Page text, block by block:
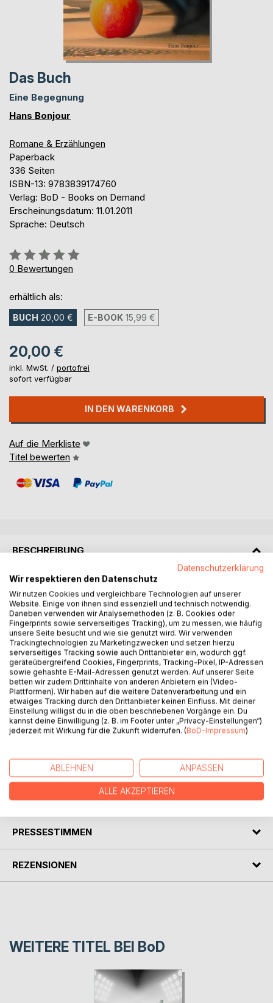
Das Buch
Eine Begegnung
Hans Bonjour
Romane & Erzählungen
Paperback
336 Seiten
ISBN-13: 9783839174760
Verlag: BoD - Books on Demand
Erscheinungsdatum: 11.01.2011
Sprache: Deutsch
Bewertung::
0%
0 Bewertungen
erhältlich als:
BUCH 20,00 € E-BOOK 15,99 €
20,00 €
inkl. MwSt. / portofrei
sofort verfügbar
IN DEN WARENKORB
Auf die Merkliste
Titel bewerten
BESCHREIBUNG
"Das Buch“ ist eine Reise mit Geschichten, Gleichnissen
und Erfahrungen mit dem leeren Wort Dhigrohm. Sie
begegnen dem Buch und dem Autor Hans Bonjour in
märchenhafter Art und Weise. Er und das Buch nehmen Sie
mit auf eine besondere Reise, eine Hirnreise. Es ist eine
phantastische Trilogie, in welche auch der Leser
eingebunden ist und seinen eigenen Beitrag leisten kann.
„Das Buch“ ist eine Gelegenheit, bewusster zu werden und
dem, was unter Begegnung zu verstehen ist, mehr
Beachtung zu schenken.
Lassen Sie sich an der Hand nehmen, um neue
Perspektiven zu erleben.
Hans Bonjour
AUTOR/IN
PRESSESTIMMEN
REZENSIONEN
WEITERE TITEL BEI BoD
Datenschutzerklärung
Wir respektieren den Datenschutz
Wir nutzen Cookies und vergleichbare Technologien auf unserer
Website. Einige von ihnen sind essenziell und technisch notwendig.
Daneben verwenden wir Analysemethoden (z. B. Cookies oder
Fingerprints sowie serverseitiges Tracking), um zu messen, wie häufig
unsere Seite besucht und wie sie genutzt wird. Wir verwenden
Trackingtechnologien zu Marketingzwecken und setzen hierzu
serverseitiges Tracking sowie auch Drittanbieter ein, wodurch ggf.
geräteübergreifend Cookies, Fingerprints, Tracking-Pixel, IP-Adressen
sowie gehashte E-Mail-Adressen genutzt werden. Auf unserer Seite
betten wir zudem Drittinhalte von anderen Anbietern ein (Video-
Plattformen). Wir haben auf die weitere Datenverarbeitung und ein
etwaiges Tracking durch den Drittanbieter keinen Einfluss. Mit deiner
Einstellung willigst du in die oben beschriebenen Vorgänge ein. Du
kannst deine Einwilligung (z. B. im Footer unter „Privacy-Einstellungen“)
jederzeit mit Wirkung für die Zukunft widerrufen. (BoD-Impressum)
ABLEHNEN ANPASSEN
ALLE AKZEPTIEREN